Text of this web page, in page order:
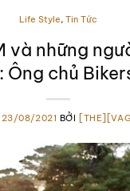
Life Style, Tin Tức
và những
Ông chủ
23/08/2021 BỞI